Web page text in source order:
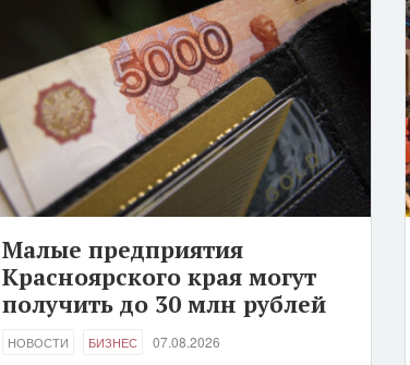
Малые предприятия
Красноярского края могут
получить до 30 млн рублей
НОВОСТИ БИЗНЕС 07.08.2026